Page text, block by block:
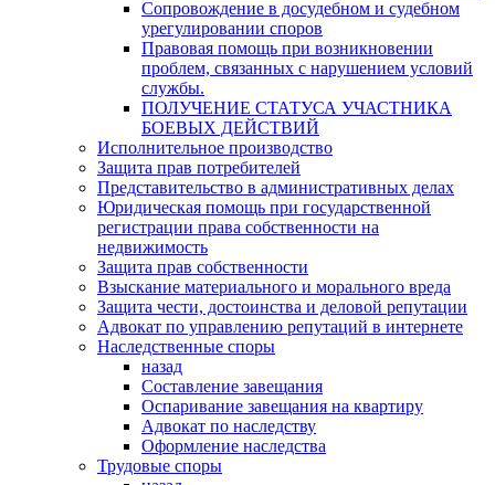
Сопровождение в досудебном и судебном
урегулировании споров
Правовая помощь при возникновении
проблем, связанных с нарушением условий
службы.
ПОЛУЧЕНИЕ СТАТУСА УЧАСТНИКА
БОЕВЫХ ДЕЙСТВИЙ
Исполнительное производство
Защита прав потребителей
Представительство в административных делах
Юридическая помощь при государственной
регистрации права собственности на
недвижимость
Защита прав собственности
Взыскание материального и морального вреда
Защита чести, достоинства и деловой репутации
Адвокат по управлению репутаций в интернете
Наследственные споры
назад
Составление завещания
Оспаривание завещания на квартиру
Адвокат по наследству
Оформление наследства
Трудовые споры